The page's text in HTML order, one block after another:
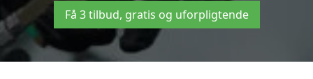
Få 3 tilbud, gratis og uforpligtende